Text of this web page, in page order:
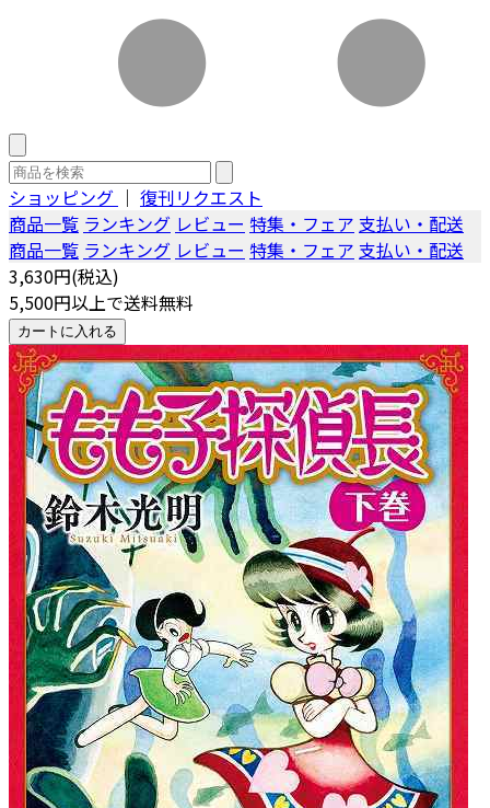
ショッピング ｜ 復刊リクエスト
商品一覧 ランキング レビュー 特集・フェア 支払い・配送
商品一覧 ランキング レビュー 特集・フェア 支払い・配送
3,630円(税込)
5,500円以上で送料無料
カートに入れる